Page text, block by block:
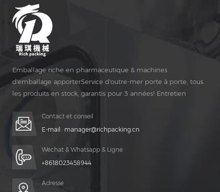
Emballage riche en pharmaceutique & machines
d'emballage apporterService d'outre-mer porte à porte, tous
les produits en stock, garantis pour 3 années! Entretien
Contact et conseil
E-mail : manager@richpacking.cn
Wechat & Whatsapp & Ligne
+8618023458944
Adresse